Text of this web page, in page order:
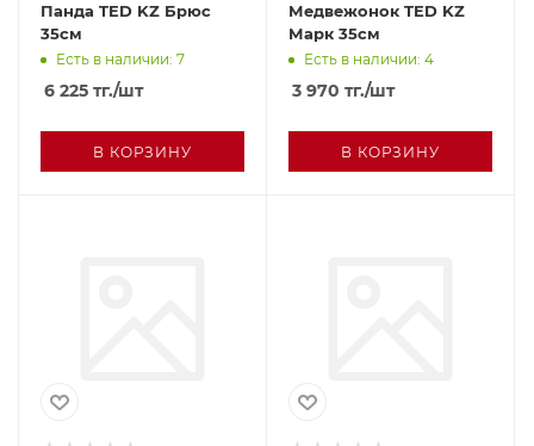
Панда TED KZ Брюс
35см
Есть в наличии: 7
6 225 тг./шт
В КОРЗИНУ
Медвежонок TED KZ
Марк 35см
Есть в наличии: 4
3 970 тг./шт
В КОРЗИНУ